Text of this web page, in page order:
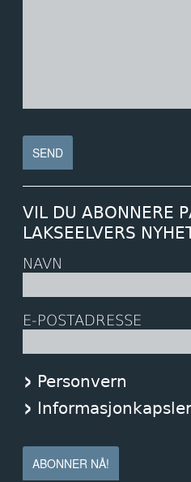
VIL DU ABONNERE
LAKSEELVERS
NAVN
E-POSTADRESSE
Personvern